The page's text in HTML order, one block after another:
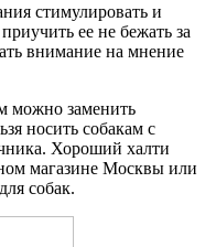
стимулировать и
ее не бежать за
внимание на мнение
можно заменить
носить собакам с
Хороший халти
магазине Москвы или
собак.